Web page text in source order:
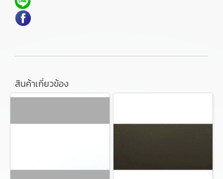
สินค้าเกี่ยวข้อง